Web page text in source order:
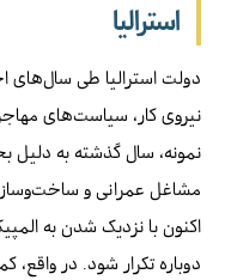
استرالیا
دولت استرالیا طی سال‌های
نیروی کار، سیاست‌های
نمونه، سال گذشته به دلیل
مشاغل عمرانی و
دوباره تکرار شود. در واقع،